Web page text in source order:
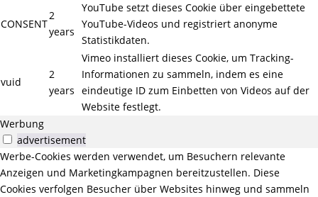
CONSENT
2
years
YouTube setzt dieses Cookie über eingebettete
YouTube-Videos und registriert anonyme
Statistikdaten.
vuid
2
years
Vimeo installiert dieses Cookie, um Tracking-
Informationen zu sammeln, indem es eine
eindeutige ID zum Einbetten von Videos auf der
Website festlegt.
Werbung
advertisement
Werbe-Cookies werden verwendet, um Besuchern relevante
Anzeigen und Marketingkampagnen bereitzustellen. Diese
Cookies verfolgen Besucher über Websites hinweg und sammeln